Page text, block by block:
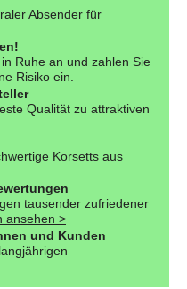
Absender für
Ruhe an und zahlen Sie
Risiko ein.
Qualität zu attraktiven
Korsetts aus
tausender zufriedener
ansehen >
und Kunden